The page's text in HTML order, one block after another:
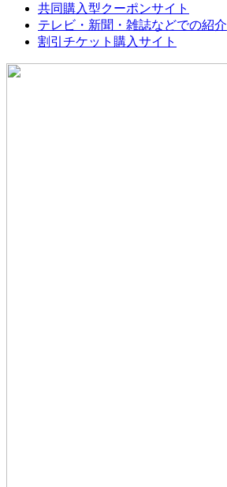
共同購入型クーポンサイト
テレビ・新聞・雑誌などでの紹介
割引チケット購入サイト